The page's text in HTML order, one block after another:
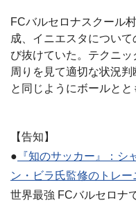
FCバルセロナスクール
成、イニエスタについ
び抜けていた。テクニ
周りを見て適切な状況
と同じようにボールとと
【告知】
● 『知のサッカー』：シ
ン・ビラ氏監修のトレ
世界最強 FCバルセロナ